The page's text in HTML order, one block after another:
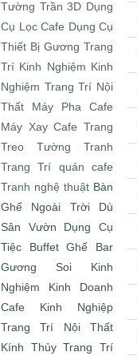
Tường Trần 3D Dụng
Cụ Lọc Cafe Dụng Cụ
Thiết Bị Gương Trang
Trí Kinh Nghiệm Kinh
Nghiệm Trang Trí Nội
Thất
Máy Pha Cafe
Máy Xay Cafe
Trang
Treo Tường
Tranh
Trang Trí quán cafe
Tranh nghệ thuật Bàn
Ghế Ngoài Trời
Dù
Sân Vườn
Dụng Cụ
Tiệc Buffet
Ghế Bar
Gương Soi
Kinh
Nghiệm Kinh Doanh
Cafe
Kinh Nghiệp
Trang Trí Nội Thất
Kính Thủy Trang Trí